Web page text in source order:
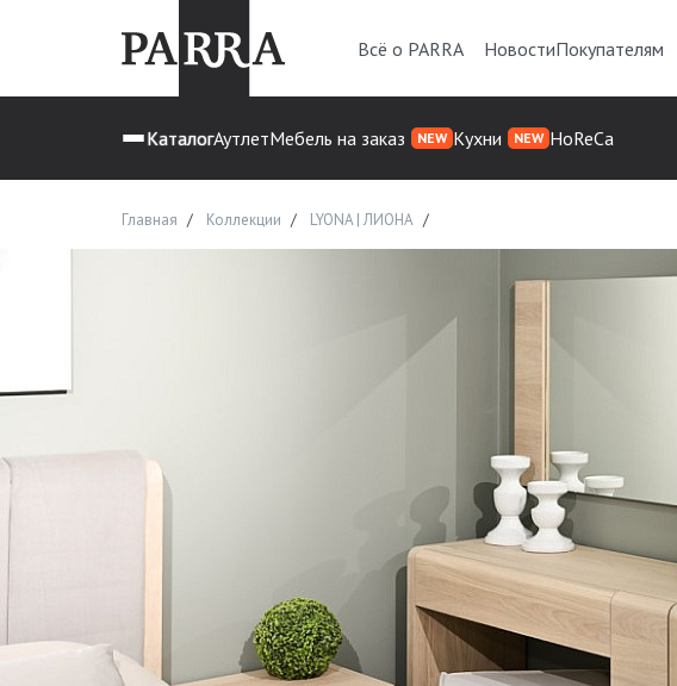
Всё о PARRA НовостиПокупателям
КаталогАутлетМебель на заказ NEW Кухни NEW HoReCa
Главная Коллекции LYONA | ЛИОНА